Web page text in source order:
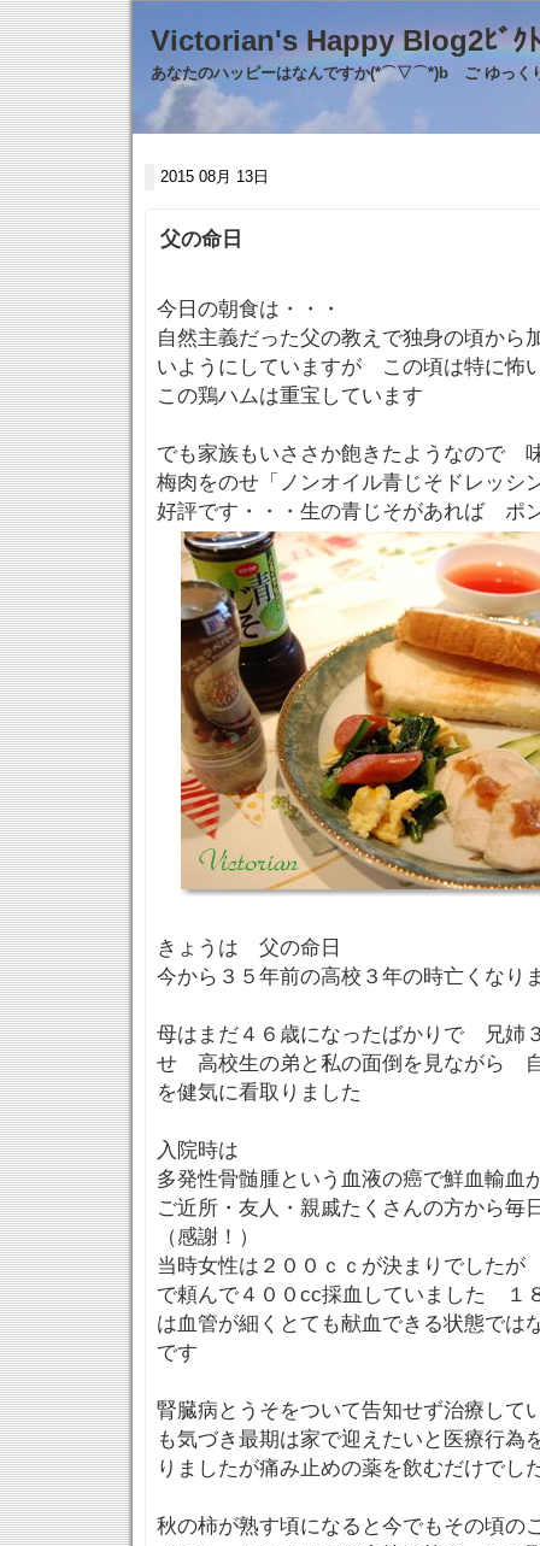
Victorian's Happy
あなたのハッピーはなんですか(*⌒▽⌒*)b ご ゆっく
2015 08月 13日
父の命日
今日の朝食は・・・
自然主義だった父の教えで独身の頃から
いようにしていますが この頃は特に
この鶏ハムは重宝しています
でも家族もいささか飽きたようなので
梅肉をのせ「ノンオイル青じそドレッシ
好評です・・・生の青じそがあれば
きょうは 父の命日
今から３５年前の高校３年の時亡くな
母はまだ４６歳になったばかりで 兄姉
せ 高校生の弟と私の面倒を見ながら
を健気に看取りました
入院時は
多発性骨髄腫という血液の癌で鮮血輸
ご近所・友人・親戚たくさんの方から毎
（感謝！）
当時女性は２００ｃｃが決まりでした
で頼んで４００cc採血していました １
は血管が細くとても献血できる状態では
です
腎臓病とうそをついて告知せず治療し
も気づき最期は家で迎えたいと医療行
りましたが痛み止めの薬を飲むだけでし
秋の柿が熟す頃になると今でもその頃の